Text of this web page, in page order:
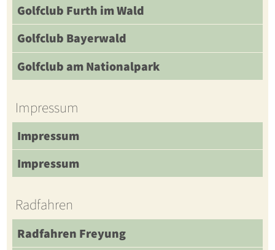
Golfclub Furth im Wald
Golfclub Bayerwald
Golfclub am Nationalpark
Impressum
Impressum
Impressum
Radfahren
Radfahren Freyung